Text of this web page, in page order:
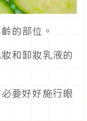
的部位。
和卸妝乳液的
要好好施行眼